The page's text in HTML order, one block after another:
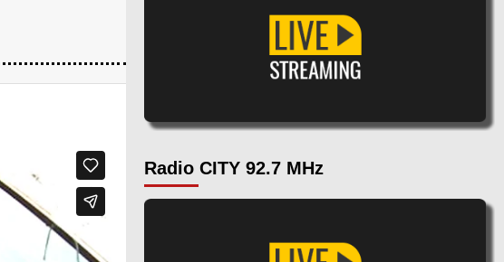
Radio CITY 92.7 MHz